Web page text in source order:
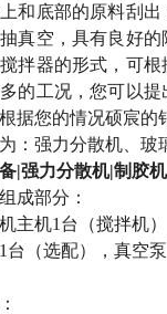
和底部的原料刮
真空，具有良好
拌器的形式，可
的工况，您可以
据您的情况硕宸
：强力分散机、玻
|强力分散机|制胶
成部分：
机1台（搅拌机）
台（选配），真空